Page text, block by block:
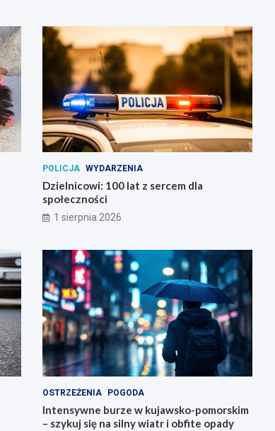
POLICJA WYDARZENIA
Dzielnicowi: 100 lat z sercem dla
społeczności
1 sierpnia 2026
OSTRZEŻENIA POGODA
Intensywne burze w kujawsko-pomorskim
– szykuj się na silny wiatr i obfite opady